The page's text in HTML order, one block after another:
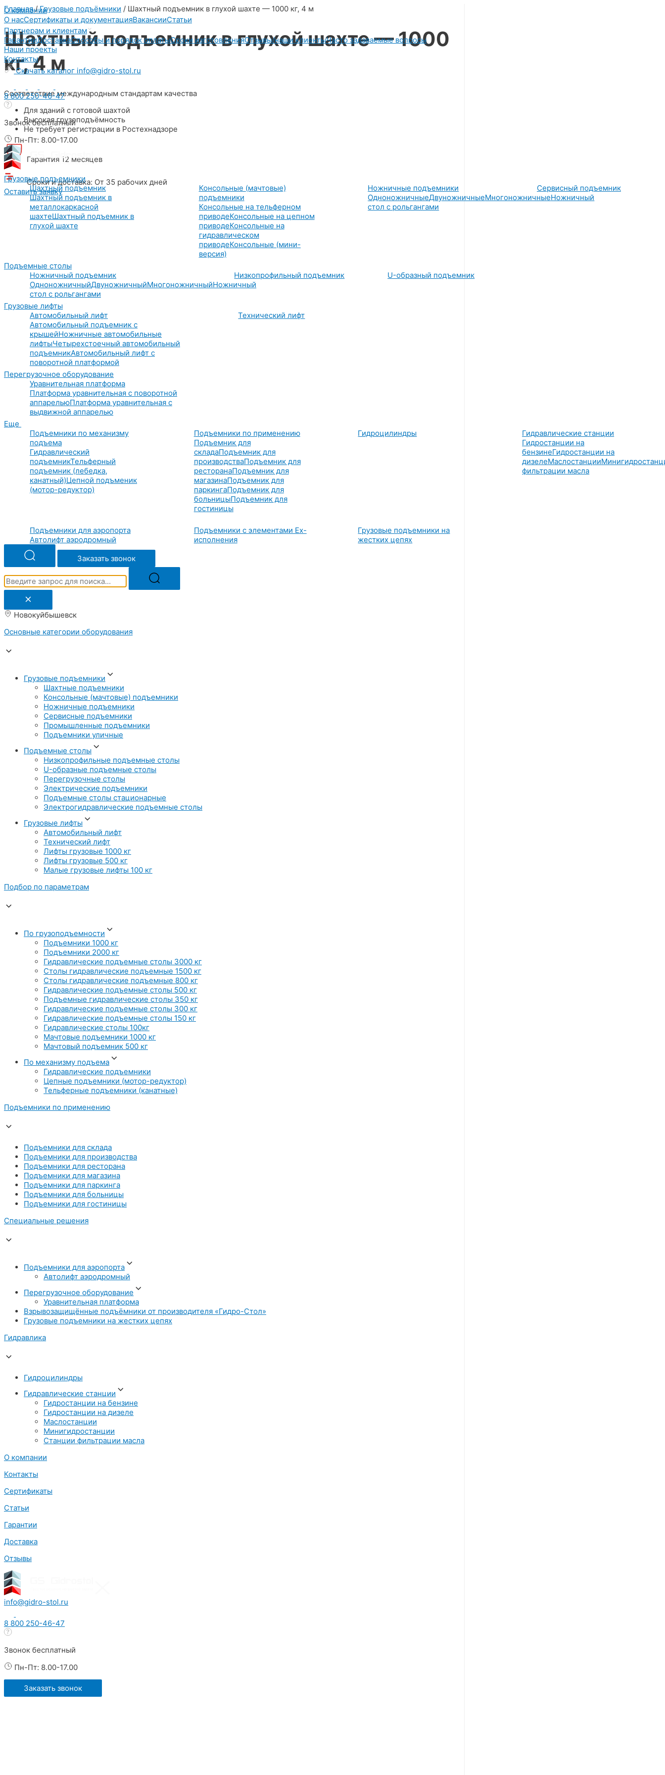
Перейти
к
содержимому
О компании
О насСертификаты и документацияВакансииСтатьи
Партнерам и клиентам
ГарантииДоставкаСпособы и порядок оплатыСроки изготовленияОтзывы/наши клиентыЧасто задаваемые вопросы
Наши проекты
Контакты
Скачать каталог info@gidro-stol.ru
8 800 250-46-47
Звонок бесплатный
Пн-Пт: 8.00-17.00
Грузовые подъемники
Шахтный подъемник
Шахтный подъемник в
металлокаркасной
шахтеШахтный подъемник в
глухой шахте
Консольные (мачтовые)
подъемники
Консольные на тельферном
приводеКонсольные на цепном
приводеКонсольные на
гидравлическом
приводеКонсольные (мини-
версия)
Ножничные подъемники
ОдноножничныеДвуножничныеМногоножничныеНожничный
стол с рольгангами
Сервисный подъемник
Подъемные столы
Ножничный подъемник
ОдноножничныйДвуножничныйМногоножничныйНожничный
стол с рольгангами
Низкопрофильный подъемник U-образный подъемник
Грузовые лифты
Автомобильный лифт
Автомобильный подъемник с
крышейНожничные автомобильные
лифтыЧетырехстоечный автомобильный
подъемникАвтомобильный лифт с
поворотной платформой
Технический лифт
Перегрузочное оборудование
Уравнительная платформа
Платформа уравнительная с поворотной
аппарельюПлатформа уравнительная с
выдвижной аппарелью
Еще
Подъемники по механизму
подъема
Гидравлический
подъемникТельферный
подъемник (лебедка,
канатный)Цепной подъменик
(мотор-редуктор)
Подъемники по применению
Подъемник для
складаПодъемник для
производстваПодъемник для
ресторанаПодъемник для
магазинаПодъемник для
паркингаПодъемник для
больницыПодъемник для
гостиницы
Гидроцилиндры
Гидравлические станции
Гидростанции на
бензинеГидростанции на
дизелеМаслостанции
фильтрации масла
Подъемники для аэропорта
Автолифт аэродромный
Подъемники с элементами Ex-
исполнения
Грузовые подъемники на
жестких цепях
Заказать звонок
Новокуйбышевск
Основные категории оборудования
Грузовые подъемники
Шахтные подъемники
Консольные (мачтовые) подъемники
Ножничные подъемники
Сервисные подъемники
Промышленные подъемники
Подъемники уличные
Подъемные столы
Низкопрофильные подъемные столы
U-образные подъемные столы
Перегрузочные столы
Электрические подъемники
Подъемные столы стационарные
Электрогидравлические подъемные столы
Грузовые лифты
Автомобильный лифт
Технический лифт
Лифты грузовые 1000 кг
Лифты грузовые 500 кг
Малые грузовые лифты 100 кг
Подбор по параметрам
По грузоподъемности
Подъемники 1000 кг
Подъемники 2000 кг
Гидравлические подъемные столы 3000 кг
Столы гидравлические подъемные 1500 кг
Столы гидравлические подъемные 800 кг
Гидравлические подъемные столы 500 кг
Подъемные гидравлические столы 350 кг
Гидравлические подъемные столы 300 кг
Гидравлические подъемные столы 150 кг
Гидравлические столы 100кг
Мачтовые подъемники 1000 кг
Мачтовый подъемник 500 кг
По механизму подъема
Гидравлические подъемники
Цепные подъемники (мотор-редуктор)
Тельферные подъемники (канатные)
Подъемники по применению
Подъемники для склада
Подъемники для производства
Подъемники для ресторана
Подъемники для магазина
Подъемники для паркинга
Подъемники для больницы
Подъемники для гостиницы
Специальные решения
Подъемники для аэропорта
Автолифт аэродромный
Перегрузочное оборудование
Уравнительная платформа
Взрывозащищённые подъёмники от производителя «Гидро-Стол»
Грузовые подъемники на жестких цепях
Гидравлика
Гидроцилиндры
Гидравлические станции
Гидростанции на бензине
Гидростанции на дизеле
Маслостанции
Минигидростанции
Станции фильтрации масла
О компании
Контакты
Сертификаты
Статьи
Гарантии
Доставка
Отзывы
info@gidro-stol.ru
8 800 250-46-47
Звонок бесплатный
Пн-Пт: 8.00-17.00
Заказать звонок
Главная/Грузовые подъёмники / Шахтный подъемник в глухой шахте — 1000 кг, 4 м
Шахтный подъемник в глухой шахте — 1000
кг, 4 м
Соответствие международным стандартам качества
Для зданий с готовой шахтой
Высокая грузоподъёмность
Не требует регистрации в Ростехнадзоре
Гарантия 12 месяцев
Сроки и доставка: От 35 рабочих дней
Оставить заявку